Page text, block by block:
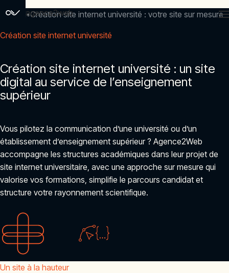
agence2web
Accueil Création site internet université : votre site sur mesure
Création site internet université
Création site internet université : un site
digital au service de l’enseignement
supérieur
Vous pilotez la communication d’une université ou d’un
établissement d’enseignement supérieur ? Agence2Web
accompagne les structures académiques dans leur projet de
site internet universitaire, avec une approche sur mesure qui
valorise vos formations, simplifie le parcours candidat et
structure votre rayonnement scientifique.
Un site à la hauteur